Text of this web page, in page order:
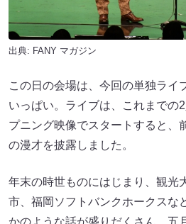
出典: FANY マガジン
この日の会場は、今回の単独ライ
いっぱい。ライブは、これまでの
プニング映像でスタートすると、
の漫才を披露しました。
年末の時世ものにはじまり、観光
市、福岡ソフトバンクホークスな